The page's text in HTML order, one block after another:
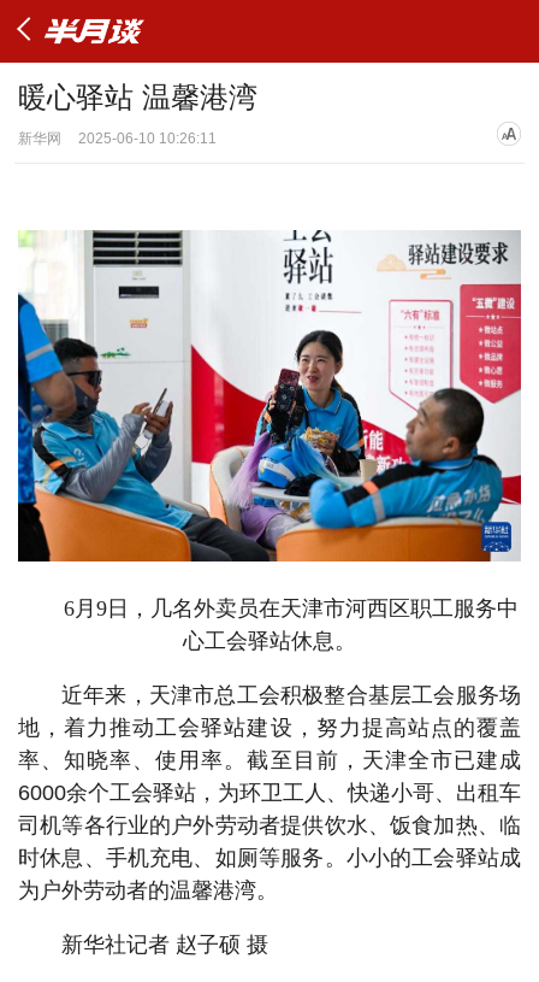
暖心驿站 温馨港湾
新华网 2025-06-10 10:26:11
6月9日，几名外卖员在天津市河西区职工服务中
心工会驿站休息。
近年来，天津市总工会积极整合基层工会服务场
地，着力推动工会驿站建设，努力提高站点的覆盖
率、知晓率、使用率。截至目前，天津全市已建成
6000余个工会驿站，为环卫工人、快递小哥、出租车
司机等各行业的户外劳动者提供饮水、饭食加热、临
时休息、手机充电、如厕等服务。小小的工会驿站成
为户外劳动者的温馨港湾。
新华社记者 赵子硕 摄